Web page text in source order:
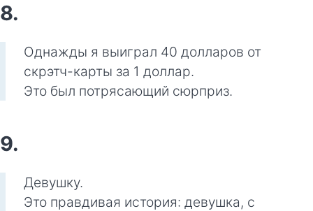
8.
Однажды я выиграл 40 долларов от
скрэтч-карты за 1 доллар.
Это был потрясающий сюрприз.
9.
Девушку.
Это правдивая история: девушка, с